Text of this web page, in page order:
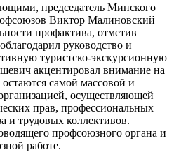
председатель Минского
Виктор Малиновский
профактива, отметив
руководство и
туристско-экскурсионную
акцентировал внимание на
самой массовой и
осуществляющей
прав, профессиональных
и трудовых коллективов.
профсоюзного органа и
работе.